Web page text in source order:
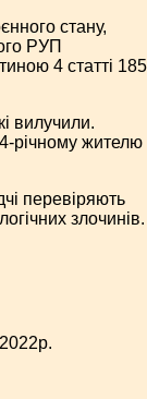
стану,
РУП
4 статті 185
вилучили.
річному жителю
перевіряють
злочинів.